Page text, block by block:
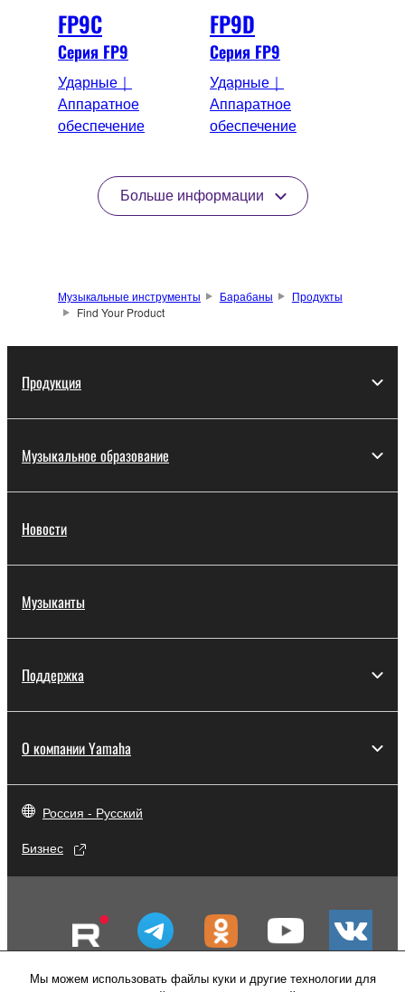
FP9C
Серия FP9
Ударные｜
Аппаратное
обеспечение
FP9D
Серия FP9
Ударные｜
Аппаратное
обеспечение
Больше информации
Музыкальные инструменты Барабаны
Продукты
Find Your Product
Продукция
Музыкальное образование
Новости
Музыканты
Поддержка
О компании Yamaha
Россия - Русский
Бизнес
Мы можем использовать файлы куки и другие технологии для